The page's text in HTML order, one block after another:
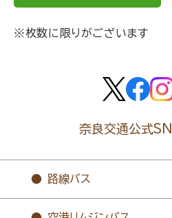
※枚数に限りがございます
奈良交通公式
路線バス